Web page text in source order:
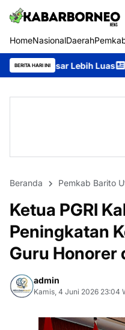
HomeNasionalDaerah
BERITA HARI INI
Luas Heriyus Resmikan
Beranda Pemkab Barito
Ketua PGRI
Peningkatan
Guru Honorer
admin
Kamis, 4 Juni 2026 23:04